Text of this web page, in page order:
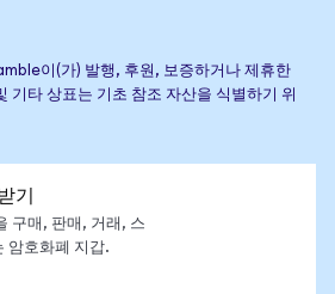
이(가) 발행, 후원, 보증하거나 제휴한
기타 상표는 기초 참조 자산을 식별하기 위
기
구매, 판매, 거래, 스
암호화폐 지갑.